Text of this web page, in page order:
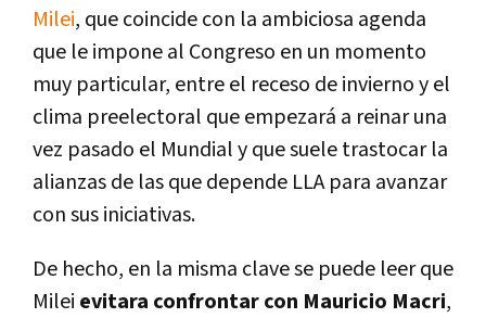
Milei, que coincide con la ambiciosa agenda
que le impone al Congreso en un momento
muy particular, entre el receso de invierno y el
clima preelectoral que empezará a reinar una
vez pasado el Mundial y que suele trastocar la
alianzas de las que depende LLA para avanzar
con sus iniciativas.
De hecho, en la misma clave se puede leer que
Milei evitara confrontar con Mauricio Macri,